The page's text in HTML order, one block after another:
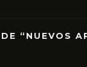
“NUEVOS